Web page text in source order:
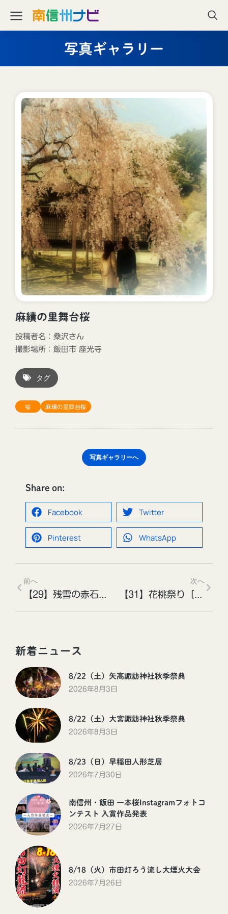
写真ギャラリー
麻績の里舞台桜
投稿者名：桑沢さん
撮影場所： 飯田市 座光寺
タグ
桜 麻績の里舞台桜
写真ギャラリーへ
Share on:
Facebook Twitter
Pinterest WhatsApp
前へ 次へ
新着ニュース
8/22（土）矢高諏訪神社秋季祭典
2026年8月3日
8/22（土）大宮諏訪神社秋季祭典
2026年8月3日
8/23（日）早稲田人形芝居
2026年7月30日
南信州・飯田 一本桜Instagramフォトコ
ンテスト 入賞作品発表
2026年7月27日
8/18（火）市田灯ろう流し大煙火大会
2026年7月26日